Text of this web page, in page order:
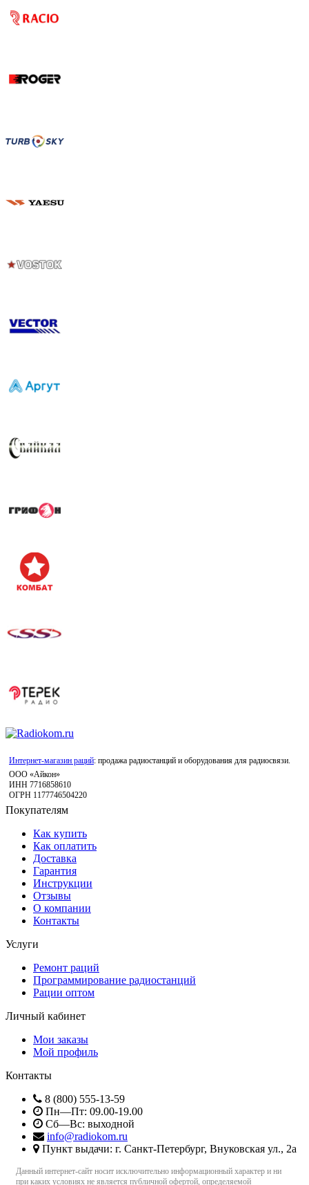
Интернет-магазин раций: продажа радиостанций и оборудования для радиосвязи.
ООО «Айкон»
ИНН 7716858610
ОГРН 1177746504220
Покупателям
Как купить
Как оплатить
Доставка
Гарантия
Инструкции
Отзывы
О компании
Контакты
Услуги
Ремонт раций
Программирование радиостанций
Рации оптом
Личный кабинет
Мои заказы
Мой профиль
Контакты
8 (800) 555-13-59
Пн—Пт: 09.00-19.00
Сб—Вс: выходной
info@radiokom.ru
Пункт выдачи: г. Санкт-Петербург, Внуковская ул., 2а
Данный интернет-сайт носит исключительно информационный характер и ни
при каких условиях не является публичной офертой, определяемой